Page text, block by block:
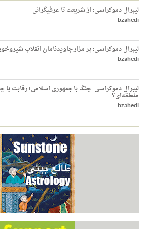
لیبرال دموکراسی:از شریعت تا عرفیگرائی
bzahedi
لیبرال دموکراسی:بر مزار جاویدنامان انقلاب
bzahedi
لیبرال دموکراسی:جنگ با جمهوری اسلامی؛ رقابت با
منطقه‌ای؟
bzahedi